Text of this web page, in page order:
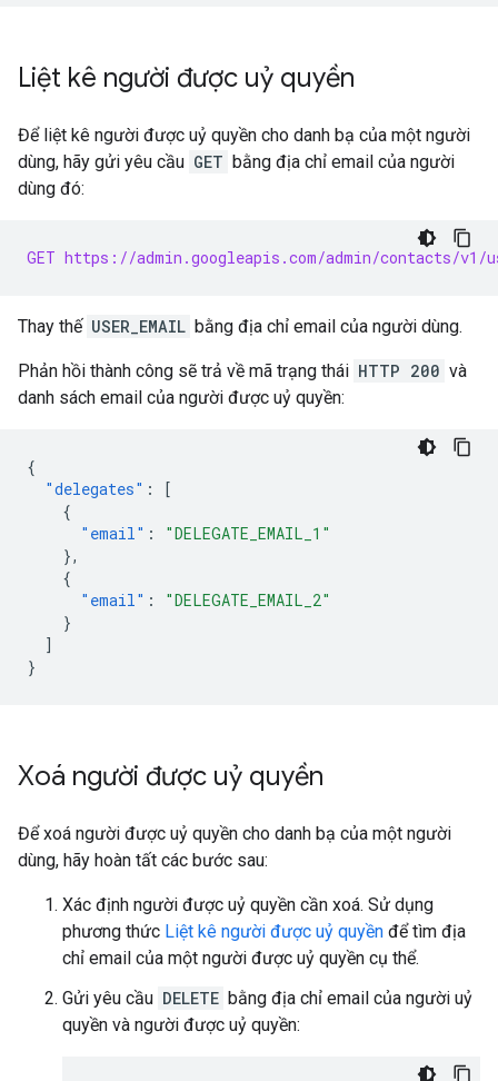
Liệt kê người được uỷ quyền
Để liệt kê người được uỷ quyền cho danh bạ của một người
dùng, hãy gửi yêu cầu GET bằng địa chỉ email của người
dùng đó:
GET https://admin.googleapis.com/admin/contacts/v1/
Thay thế USER_EMAIL bằng địa chỉ email của người dùng.
Phản hồi thành công sẽ trả về mã trạng thái HTTP 200 và
danh sách email của người được uỷ quyền:
{
"delegates" :
[
{
"email" :
"DELEGATE_EMAIL_1"
},
{
"email" :
"DELEGATE_EMAIL_2"
}
]
}
Xoá người được uỷ quyền
Để xoá người được uỷ quyền cho danh bạ của một người
dùng, hãy hoàn tất các bước sau:
Xác định người được uỷ quyền cần xoá. Sử dụng
phương thức Liệt kê người được uỷ quyền để tìm địa
chỉ email của một người được uỷ quyền cụ thể.
Gửi yêu cầu DELETE bằng địa chỉ email của người uỷ
quyền và người được uỷ quyền: